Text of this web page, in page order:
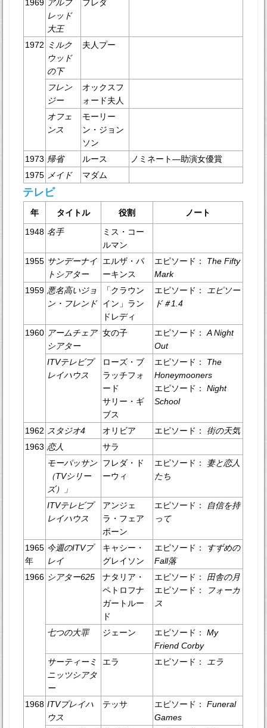
1969 アルフ
レッド
大王
フレダ
1972 ミルク
ウッド
の下
夫人プー
フレン
ジー
オックスフ
ォード夫人
オフェ
ンス
モーリー
ン・ジョン
ソン
1973 帰省 ルース
ノミネート—助演女優賞
1975 メイド マダム
テレビ
年 タイトル 役割
ノート
1948 名手
ミス・コー
ルマン
1955 サンデーナイ
トシアター
エルザ・パ
ーキンス
エピソード： The Fifty
Mark
1959 悪名高いジョ
ン・フレンド
「クラウン
イン」ラン
ドレディ
エピソード： エピソー
ド＃1.4
1960 アームチェア
シアター
女の子 エピソード：A Night
Out
ITVテレビプ
レイハウス
ローズ・ブ
ラッチフォ
ード
サリー・ギ
ブス
エピソード： The
Honeymooners
エピソード：Night
School
1962 スタジオ4 オリビア エピソード： 街の天気
1963 恋人
サラ
モーパッサン
（TVシリー
ズ）」
フレダ・ド
ーウィ
エピソード：妻と恋人
たち
ITVテレビプ
レイハウス
アンジェ
ラ・フェア
ボーン
エピソード： 自信を持
って
1965
年
今週のITVプ
レイ
キャシー・
グレイソン
エピソード： すずめの
Fall落
1966 シアター625
ナタリア・
ペトロフナ
ガートルー
ド
エピソード： 田舎の月
エピソード：
フォーカ
ス
七つの大罪 ジェーン エピソード：My
Friend Corby
サーティーミ
ニッツシアタ
ー
エラ エピソード： エラ
1968 ITVプレイハ
ウス
テッサ エピソード：Funeral
Games